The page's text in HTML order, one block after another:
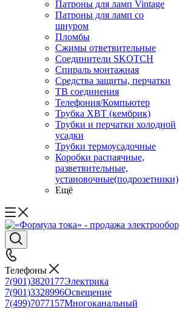
Патроны для ламп Vintage
Патроны для ламп со
шнуром
Пломбы
Сжимы ответвительные
Соединители SKOTCH
Спираль монтажная
Средства защиты, перчатки
ТВ соединения
Телефония/Компьютер
Трубка ХВТ (кембрик)
Трубки и перчатки холодной
усадки
Трубки термоусадочные
Коробки распаячные,
разветвительные,
установочные(подрозетники)
Ещё
Телефоны
7(901)3820177Электрика
7(901)3328996Освещение
7(499)7077157Многоканальный